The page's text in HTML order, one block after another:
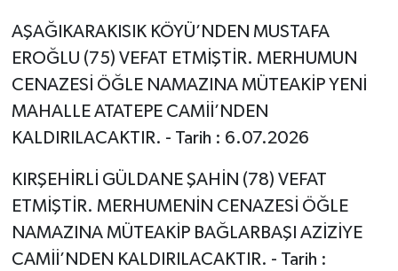
AŞAĞIKARAKISIK KÖYÜ’NDEN MUSTAFA
EROĞLU (75) VEFAT ETMİŞTİR. MERHUMUN
CENAZESİ ÖĞLE NAMAZINA MÜTEAKİP YENİ
MAHALLE ATATEPE CAMİİ’NDEN
KALDIRILACAKTIR. - Tarih : 6.07.2026
KIRŞEHİRLİ GÜLDANE ŞAHİN (78) VEFAT
ETMİŞTİR. MERHUMENİN CENAZESİ ÖĞLE
NAMAZINA MÜTEAKİP BAĞLARBAŞI AZİZİYE
CAMİİ’NDEN KALDIRILACAKTIR. - Tarih :